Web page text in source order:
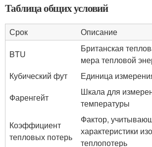
Таблица общих условий
Срок
Описание
BTU
Британская
мера тепловой
Кубический фут
Единица
Фаренгейт
Шкала для
температуры
Коэффициент
тепловых потерь
Фактор,
характеристики
теплопотерь